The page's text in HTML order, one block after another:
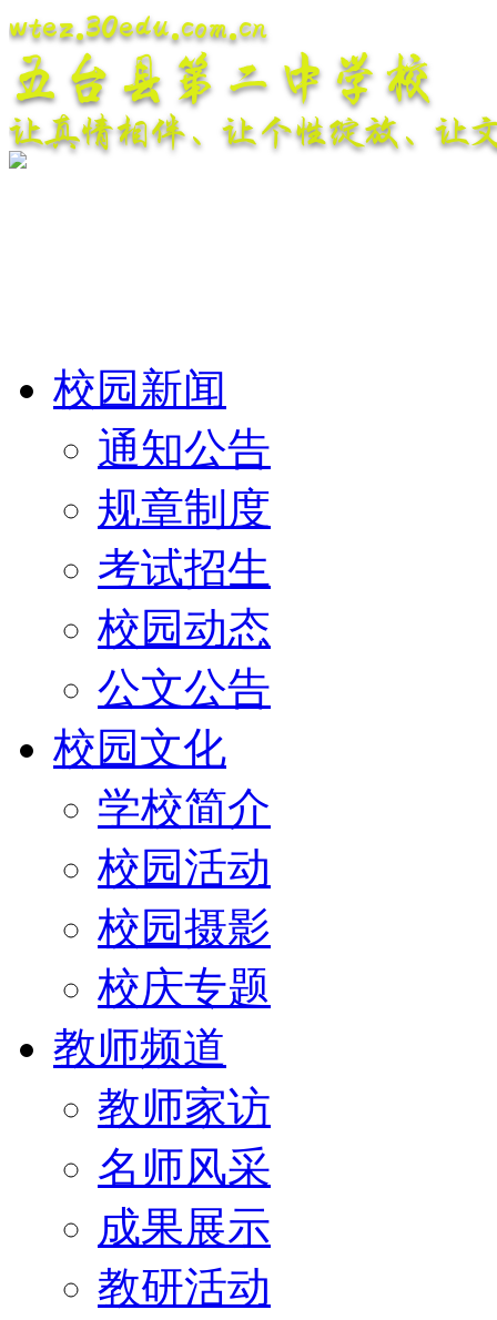
wtez.30edu.com.cn
五台县第二中学校
让真情相伴、让个性绽放、让
校园新闻
通知公告
规章制度
考试招生
校园动态
公文公告
校园文化
学校简介
校园活动
校园摄影
校庆专题
教师频道
教师家访
名师风采
成果展示
教研活动